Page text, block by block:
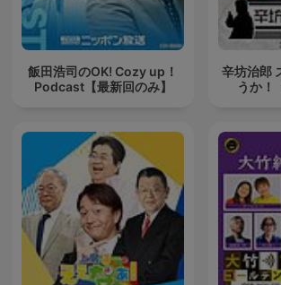
飯田浩司のOK! Cozy up！
Podcast【最新回のみ】
辛坊治郎
うか！